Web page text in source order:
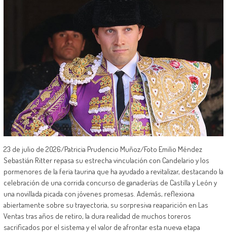
23 de julio de 2026/Patricia Prudencio Muñoz/Foto Emilio Méndez
Sebastián Ritter repasa su estrecha vinculación con Candelario y los
pormenores de la feria taurina que ha ayudado a revitalizar, destacando la
celebración de una corrida concurso de ganaderías de Castilla y León y
una novillada picada con jóvenes promesas. Además, reflexiona
abiertamente sobre su trayectoria, su sorpresiva reaparición en Las
Ventas tras años de retiro, la dura realidad de muchos toreros
sacrificados por el sistema y el valor de afrontar esta nueva etapa